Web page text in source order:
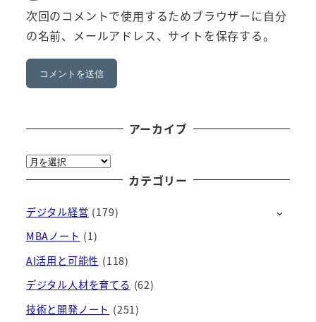
次回のコメントで使用するためブラウザーに自分
の名前、メールアドレス、サイトを保存する。
アーカイブ
ア
ー
イ
ブ
カテゴリー
デジタル経営 (179)
MBAノート (1)
AI活用と可能性 (118)
デジタル人材を育てる (62)
技術と開発ノート (251)